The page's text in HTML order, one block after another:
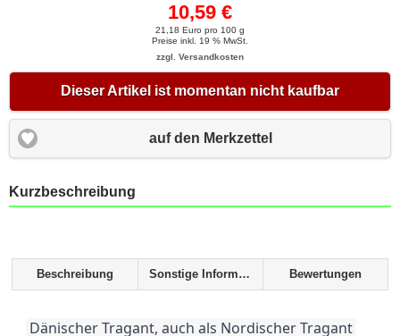
10,59 €
21,18 Euro pro 100 g
Preise inkl. 19 % MwSt.
zzgl. Versandkosten
Dieser Artikel ist momentan nicht kaufbar
auf den Merkzettel
Kurzbeschreibung
Beschreibung Sonstige Informationen Bewertungen